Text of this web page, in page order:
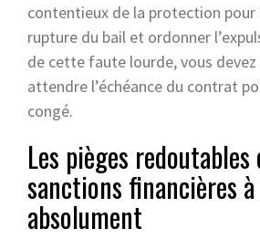
contentieux de la protection
rupture du bail et ordonner
de cette faute lourde, vous
attendre l’échéance du contrat
congé.
Les pièges
sanctions financières
absolument